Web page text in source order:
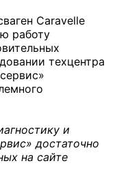
Сaravelle
работу
техцентра
и
достаточно
на сайте